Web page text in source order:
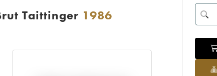
Taittinger 1986